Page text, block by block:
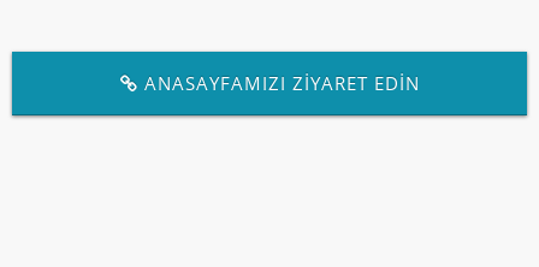
ANASAYFAMIZI ZİYARET EDİN